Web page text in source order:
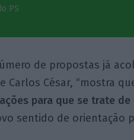
PS
de propostas já
Carlos César, “mostra
para que se trate de
sentido de orientação